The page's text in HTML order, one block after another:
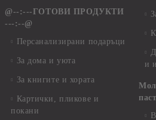
@--:---ГОТОВИ ПРОДУКТИ
---:--@
Персанализирани подаръци
За дома и уюта
За книгите и хората
Картички, пликове и
покани
и